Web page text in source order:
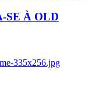
SE À OLD
335x256.jpg